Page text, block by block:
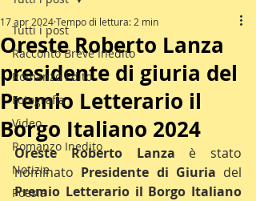
Tutti i post
Racconto Breve Inedito
Romanzo Edito
Fotografia
Video
Romanzo Inedito
Notizie
Poesia
Oreste Roberto Lanza
presidente di giuria del
Premio Letterario il
Borgo Italiano 2024
17 apr 2024Tempo di lettura: 2 min
Oreste Roberto Lanza è stato
nominato Presidente di Giuria
Premio Letterario il Borgo Italiano